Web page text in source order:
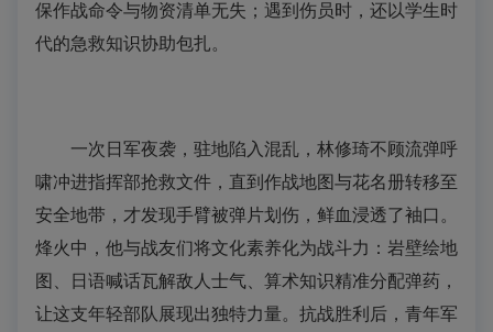
保作战命令与物资清单无失；遇到伤员时，还以学生时
代的急救知识协助包扎。
一次日军夜袭，驻地陷入混乱，林修琦不顾流弹呼
啸冲进指挥部抢救文件，直到作战地图与花名册转移至
安全地带，才发现手臂被弹片划伤，鲜血浸透了袖口。
烽火中，他与战友们将文化素养化为战斗力：岩壁绘地
图、日语喊话瓦解敌人士气、算术知识精准分配弹药，
让这支年轻部队展现出独特力量。抗战胜利后，青年军